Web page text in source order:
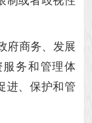
府商务、发展
务和管理体
进、保护和管